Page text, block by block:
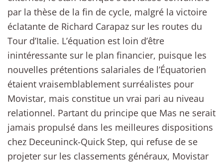
par la thèse de la fin de cycle, malgré la victoire
éclatante de Richard Carapaz sur les routes du
Tour d’Italie. L’équation est loin d’être
inintéressante sur le plan financier, puisque les
nouvelles prétentions salariales de l’Équatorien
étaient vraisemblablement surréalistes pour
Movistar, mais constitue un vrai pari au niveau
relationnel. Partant du principe que Mas ne serait
jamais propulsé dans les meilleures dispositions
chez Deceuninck-Quick Step, qui refuse de se
projeter sur les classements généraux, Movistar